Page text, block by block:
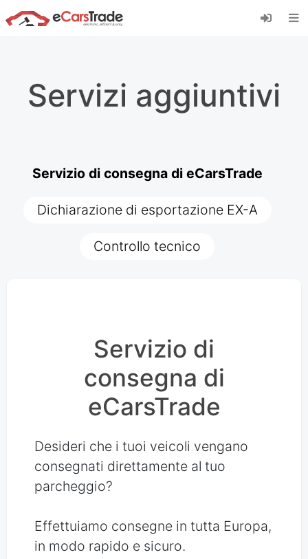
Installa l'app web di eCarsTrade, aggiungila alla
schermata iniziale e ricevi aggiornamenti
Servizi aggiuntivi
Servizio di consegna di eCarsTrade
Dichiarazione di esportazione EX-A
Controllo tecnico
Servizio di
consegna di
eCarsTrade
Desideri che i tuoi veicoli vengano
consegnati direttamente al tuo
parcheggio?
Effettuiamo consegne in tutta Europa,
in modo rapido e sicuro.